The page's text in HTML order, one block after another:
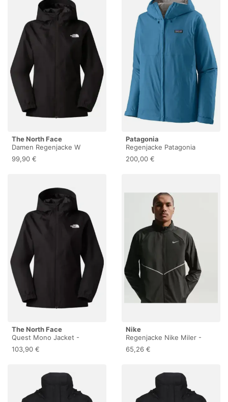
The North Face
Damen Regenjacke W
QUEST MONO JACKET
99,90 €
Patagonia
Regenjacke Patagonia
Torrentshell 3L Rain
200,00 €
The North Face
Quest Mono Jacket -
Regenjacke - Damen TNF
Black XS
103,90 €
Nike
Regenjacke Nike Miler -
Noir - male - Size: L
65,26 €